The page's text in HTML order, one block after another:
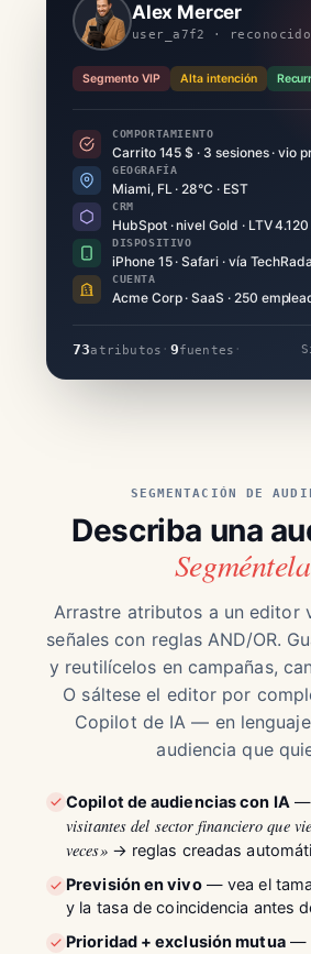
Alex Mercer
user_a7f2 · reconocido
Segmento VIP Alta intención
COMPORTAMIENTO
Carrito 145 $ · 3 sesiones · vio
GEOGRAFÍA
Miami, FL · 28°C · EST
CRM
HubSpot · nivel Gold · LTV
DISPOSITIVO
iPhone 15 · Safari · vía
CUENTA
Acme Corp · SaaS · 250
73atributos · 9fuentes ·
SEGMENTACIÓN DE
Describa una
Arrastre atributos a un editor
señales con reglas AND/OR.
y reutilícelos en campañas,
O sáltese el editor por
Copilot de IA — en
audiencia que
Copilot de audiencias con IA—
visitantes del sector financiero que
veces»→ reglas creadas
Previsión en vivo— vea el
y la tasa de coincidencia antes
Prioridad + exclusión mutua—